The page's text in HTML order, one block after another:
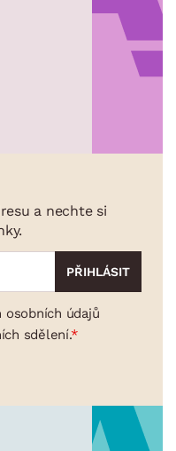
a nechte si
osobních údajů
sdělení.